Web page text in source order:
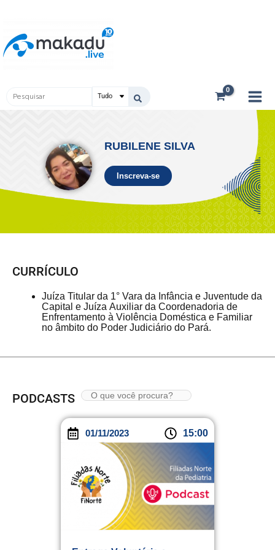
conteúdo
Pesquisar
RUBILENE SILVA
Inscreva-se
CURRÍCULO
Juíza Titular da 1° Vara da Infância e Juventude da
Capital e Juíza Auxiliar da Coordenadoria de
Enfrentamento à Violência Doméstica e Familiar
no âmbito do Poder Judiciário do Pará.
PODCASTS
01/11/2023 15:00